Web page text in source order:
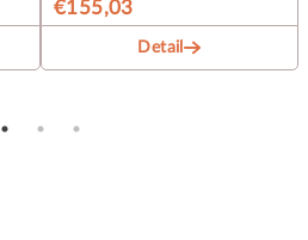
€155,03
Detail